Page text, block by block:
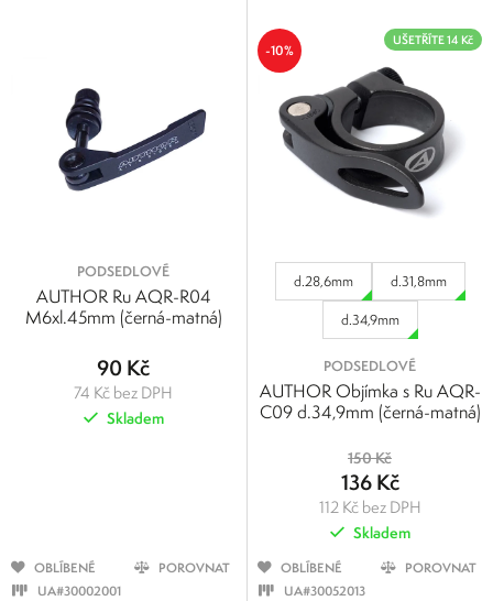
FORCE
Author
Velikost
M6xl.45mm
d.34,9mm
d.40,8mm
d.31,6/ 34,9mm
PODSEDLOVÉ
AUTHOR Ru AQR-R04
M6xl.45mm (černá-matná)
90 Kč
74 Kč bez DPH
Skladem
OBLÍBENÉ
POROVNAT
UA#30002001
-10%
UŠETŘÍTE 14 Kč
d.28,6mm d.31,8mm
d.34,9mm
PODSEDLOVÉ
AUTHOR Objímka s Ru AQR-
C09 d.34,9mm (černá-matná)
150 Kč
136 Kč
112 Kč bez DPH
Skladem
OBLÍBENÉ
POROVNAT
UA#30052013